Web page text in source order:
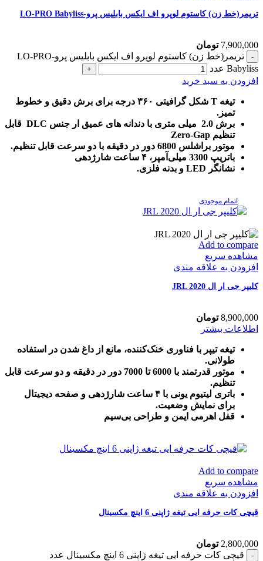
تریمر(خط زن) کاستوم لوپرو اف ایکس بابلیس پرو-LO-PRO Babyliss
7,900,000 تومان
تریمر(خط زن) کاستوم لوپرو اف ایکس بابلیس پرو-LO-PRO
Babyliss عدد
افزودن به سبد خرید
تیغه T شکل گرافیتی ۳۶۰ درجه برای برش دقیق و خطوط
تمیز.
برش 2.0 میلی متری با دندانه های عمیق ار جنس DLC قابل
تنظیم Zero-Gap
موتور براشلس 6800 دور در دقیقه با دو سرعت قابل تنظیم.
باتریپ 3300 میلی‌آمپر، ۴ ساعت شارژدهی
نشانگر LED و بدنه فلزی.
اتمام موجودی
Add to compare
مشاهده سریع
افزودن به علاقه مندی
کلیپر جی ار ال JRL 2020
8,900,000 تومان
اطلاعات بیشتر
تیغه تیپر با فناوری خنک‌کننده، مانع از داغ شدن در استفاده
طولانی.
موتور قدرتمند با 6000 تا 7000 دور در دقیقه و دو سرعت قابل
تنظیم.
باتری لیتیوم یونی با ۴ ساعت شارژدهی و صفحه دیجیتال
برای نمایش وضعیت.
قفل اهرمی ایمن و طراحی بی‌سیم
Add to compare
مشاهده سریع
افزودن به علاقه مندی
قیچی کات حرفه ایی تیغه ژاپنی 6 اینچ مکسینال
2,800,000 تومان
قیچی کات حرفه ایی تیغه ژاپنی 6 اینچ مکسینال عدد